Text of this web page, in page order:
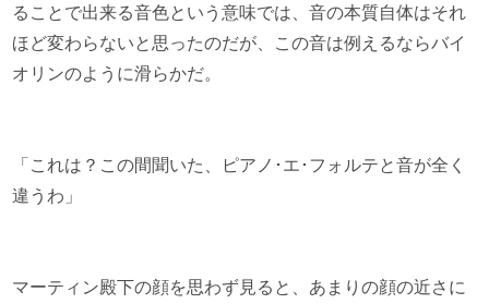
ることで出来る音色という意味では、音の本質自体はそれ
ほど変わらないと思ったのだが、この音は例えるならバイ
オリンのように滑らかだ。
「これは？この間聞いた、ピアノ･エ･フォルテと音が全く
違うわ」
マーティン殿下の顔を思わず見ると、あまりの顔の近さに